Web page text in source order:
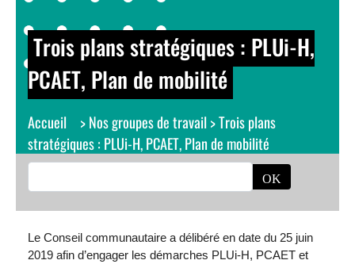
Trois plans stratégiques : PLUi-H,
PCAET, Plan de mobilité
Accueil >Nos groupes de travail>Trois plans
stratégiques : PLUi-H, PCAET, Plan de mobilité
Le Conseil communautaire a délibéré en date du 25 juin
2019 afin d’engager les démarches PLUi-H, PCAET et